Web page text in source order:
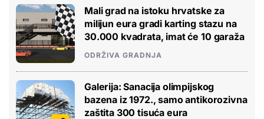
Mali grad na istoku hrvatske za
milijun eura gradi karting stazu na
30.000 kvadrata, imat će 10 garaža
ODRŽIVA GRADNJA
Galerija: Sanacija olimpijskog
bazena iz 1972., samo antikorozivna
zaštita 300 tisuća eura